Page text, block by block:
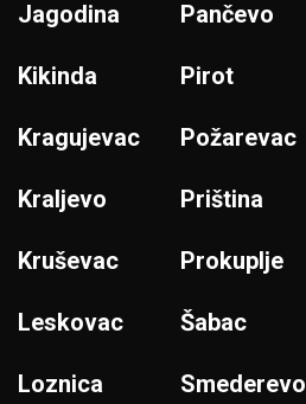
Jagodina
Kikinda
Kragujevac
Kraljevo
Kruševac
Leskovac
Loznica
Pančevo
Pirot
Požarevac
Priština
Prokuplje
Šabac
Smederevo